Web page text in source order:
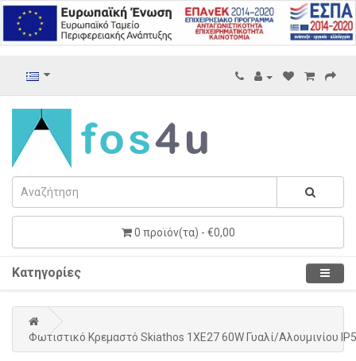
0 προϊόν(τα) - €0,00
Κατηγορίες
Φωτιστικό Κρεμαστό Skiathos 1XE27 60W Γυαλί/Αλουμινίου